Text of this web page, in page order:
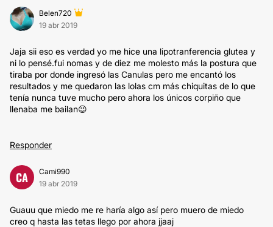
Belen720
19 abr 2019
Jaja sii eso es verdad yo me hice una lipotranferencia glutea y
ni lo pensé.fui nomas y de diez me molesto más la postura que
tiraba por donde ingresó las Canulas pero me encantó los
resultados y me quedaron las lolas cm más chiquitas de lo que
tenía nunca tuve mucho pero ahora los únicos corpiño que
llenaba me bailan😉
Responder
CA
Cami990
19 abr 2019
Guauu que miedo me re haría algo así pero muero de miedo
creo q hasta las tetas llego por ahora jjaaj